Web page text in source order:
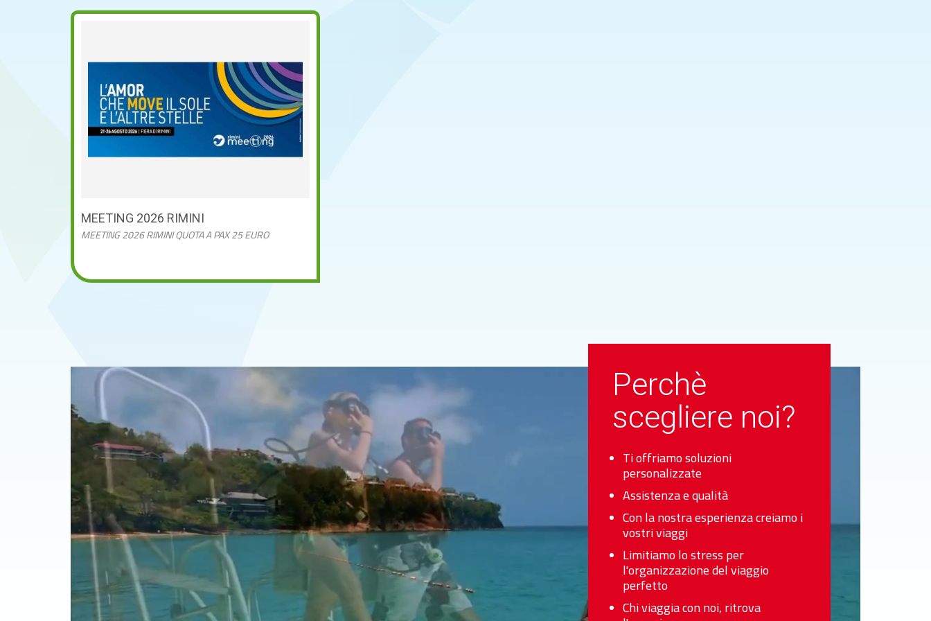
MEETING 2026 RIMINI
MEETING 2026 RIMINI QUOTA A PAX 25 EURO
Perchè
scegliere noi?
Ti offriamo soluzioni
personalizzate
Assistenza e qualità
Con la nostra esperienza creiamo i
vostri viaggi
Limitiamo lo stress per
l'organizzazione del viaggio
perfetto
Chi viaggia con noi, ritrova